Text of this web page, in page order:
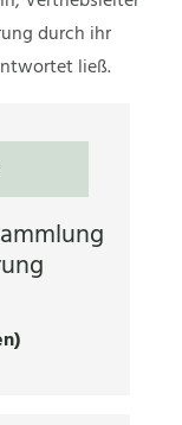
durch ihr
ließ.